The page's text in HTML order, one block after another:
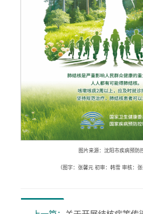
图片来源：沈阳市疾病预防
（图字：张馨元 初审：韩雪 审核：